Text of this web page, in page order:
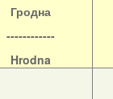
Гродна
------------
Hrodna